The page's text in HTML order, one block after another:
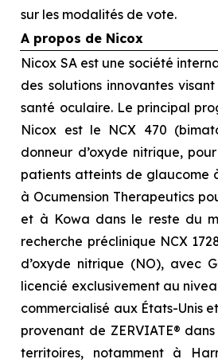
sur les modalités de vote.
A propos de Nicox
Nicox SA est une société
des solutions innovantes
santé oculaire. Le principal
Nicox est le NCX 470
donneur d’oxyde nitrique,
patients atteints de glaucome
à Ocumension Therapeutics
et à Kowa dans le reste du
recherche préclinique NCX
d’oxyde nitrique (NO), avec
licencié exclusivement au
commercialisé aux États-Unis
provenant de ZERVIATE®
territoires, notamment à